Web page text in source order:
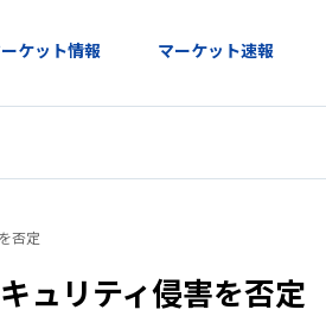
ケット情報 マーケット速報
否定
ュリティ侵害を否定